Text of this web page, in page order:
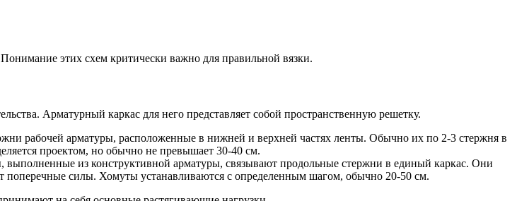
этих схем критически важно для правильной вязки.
Арматурный каркас для него представляет собой пространственную решетку.
рабочей арматуры, расположенные в нижней и верхней частях ленты. Обычно их по 2-3 стержня в
проектом, но обычно не превышает 30-40 см.
из конструктивной арматуры, связывают продольные стержни в единый каркас. Они
силы. Хомуты устанавливаются с определенным шагом, обычно 20-50 см.